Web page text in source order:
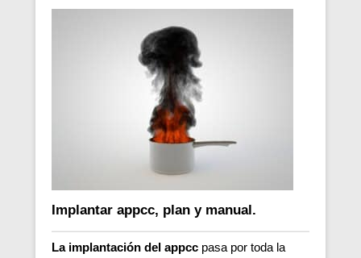
Implantar appcc, plan y manual.
La implantación del appcc pasa por toda la